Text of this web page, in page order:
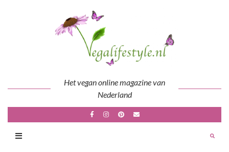
Het vegan online magazine van
Nederland